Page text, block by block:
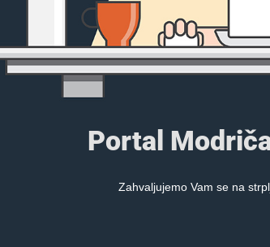
Portal
Zahvaljujemo Vam se na